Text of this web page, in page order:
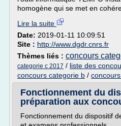
homogène qui se met en
Lire la suite
Date: 2019-01-11 10:09:51
Site : http://www.dgdr.cnrs.fr
Thèmes liés : concours
categorie c 2017 / liste des
concours categorie b /
Fonctionnement du
préparation aux
Fonctionnement du dispositif